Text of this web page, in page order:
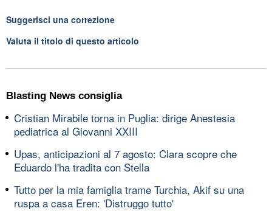
Suggerisci una correzione
Valuta il titolo di questo articolo
Blasting News consiglia
Cristian Mirabile torna in Puglia: dirige Anestesia
pediatrica al Giovanni XXIII
Upas, anticipazioni al 7 agosto: Clara scopre che
Eduardo l'ha tradita con Stella
Tutto per la mia famiglia trame Turchia, Akif su una
ruspa a casa Eren: 'Distruggo tutto'